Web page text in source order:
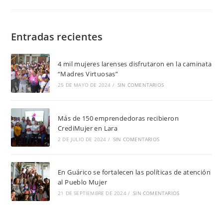
Entradas recientes
4 mil mujeres larenses disfrutaron en la caminata
“Madres Virtuosas”
25 DE MAYO DE 2024 / SIN COMENTARIOS
Más de 150 emprendedoras recibieron
CrediMujer en Lara
2 DE JULIO DE 2024 / SIN COMENTARIOS
En Guárico se fortalecen las políticas de atención
al Pueblo Mujer
21 DE SEPTIEMBRE DE 2024 / SIN COMENTARIOS